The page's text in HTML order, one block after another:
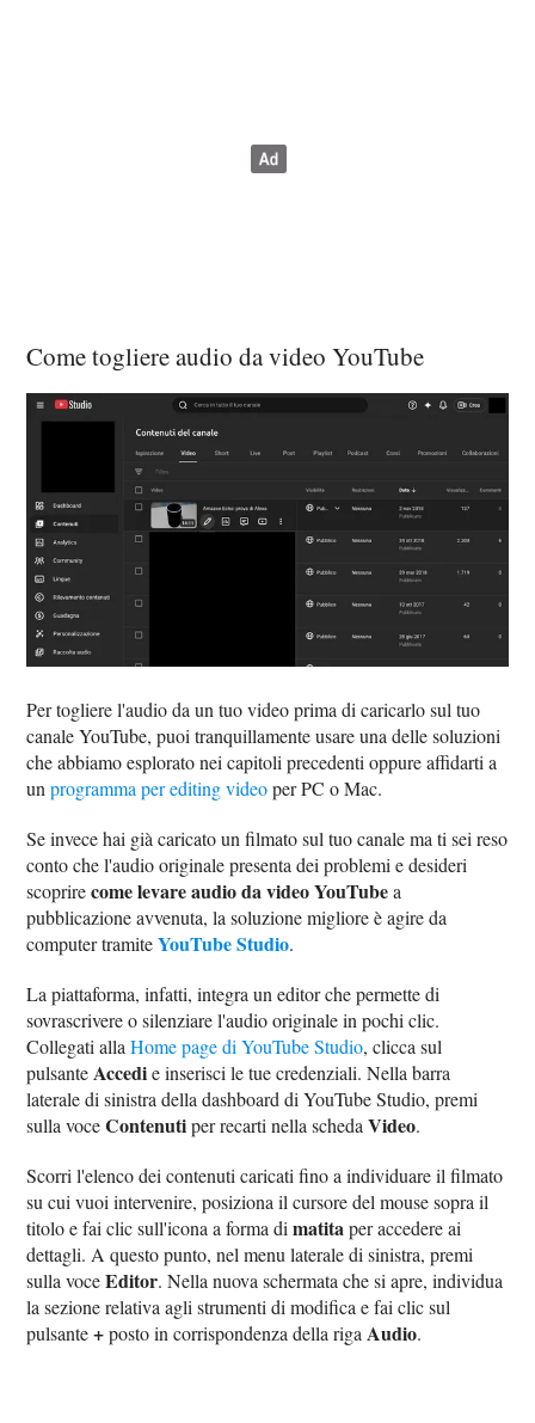
Come togliere audio da video YouTube
Per togliere l'audio da un tuo video prima di caricarlo sul tuo
canale YouTube, puoi tranquillamente usare una delle soluzioni
che abbiamo esplorato nei capitoli precedenti oppure affidarti a
unprogramma per editing videoper PC o Mac.
Se invece hai già caricato un filmato sul tuo canale ma ti sei reso
conto che l'audio originale presenta dei problemi e desideri
scoprirecome levare audio da video YouTubea
pubblicazione avvenuta, la soluzione migliore è agire da
computer tramiteYouTube Studio.
La piattaforma, infatti, integra un editor che permette di
sovrascrivere o silenziare l'audio originale in pochi clic.
Collegati allaHome page di YouTube Studio, clicca sul
pulsante Accedie inserisci le tue credenziali. Nella barra
laterale di sinistra della dashboard di YouTube Studio, premi
sulla voceContenutiper recarti nella schedaVideo.
Scorri l'elenco dei contenuti caricati fino a individuare il filmato
su cui vuoi intervenire, posiziona il cursore del mouse sopra il
titolo e fai clic sull'icona a forma dimatitaper accedere ai
dettagli. A questo punto, nel menu laterale di sinistra, premi
sulla voceEditor. Nella nuova schermata che si apre, individua
la sezione relativa agli strumenti di modifica e fai clic sul
pulsante+posto in corrispondenza della riga Audio.